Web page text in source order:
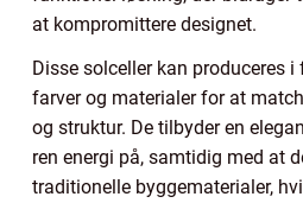
at kompromittere designet.
Disse solceller kan produceres
farver og materialer for at
og struktur. De tilbyder en
ren energi på, samtidig med at
traditionelle byggematerialer,